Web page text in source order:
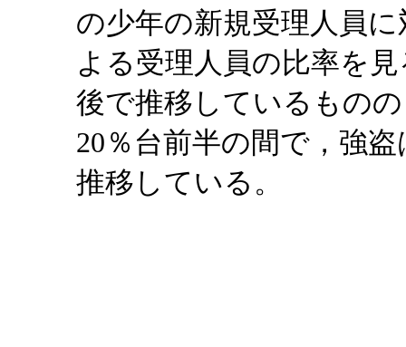
の少年の新規受理人員
よる受理人員の比率を
後で推移しているもの
20％台前半の間で，強
推移している。